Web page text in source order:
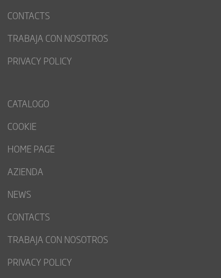
CONTACTS
TRABAJA CON NOSOTROS
PRIVACY POLICY
CATALOGO
COOKIE
HOME PAGE
AZIENDA
NEWS
CONTACTS
TRABAJA CON NOSOTROS
PRIVACY POLICY